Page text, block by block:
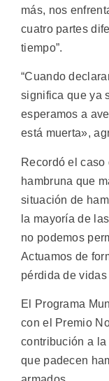
más, nos
cuatro partes
tiempo”.
“Cuando
significa que ya
esperamos a
está muerta»,
Recordó el
hambruna que
situación de
la mayoría de
no podemos
Actuamos de
pérdida de vidas
El Programa
con el Premio
contribución a
que padecen